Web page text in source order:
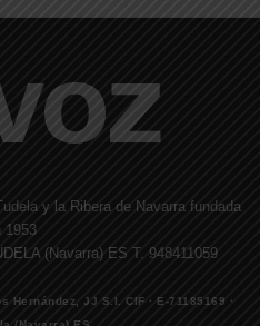
y la Ribera de Navarra fundada
1953
(Navarra) ES T. 948411059
Hernández, JJ S.I. CIF · E-71185169 ·